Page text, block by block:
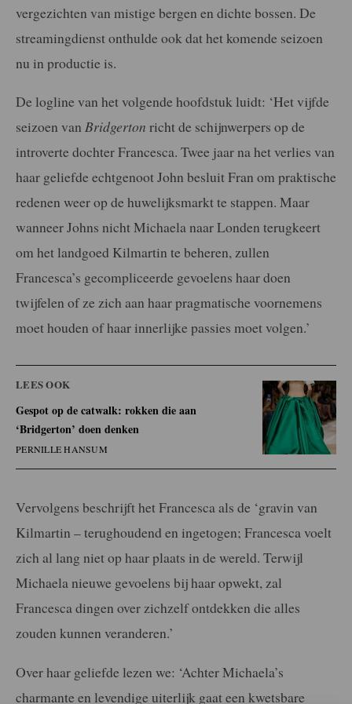
vergezichten van mistige bergen en dichte bossen. De
streamingdienst onthulde ook dat het komende seizoen
nu in productie is.
De logline van het volgende hoofdstuk luidt: ‘Het vijfde
seizoen van Bridgerton richt de schijnwerpers op de
introverte dochter Francesca. Twee jaar na het verlies van
haar geliefde echtgenoot John besluit Fran om praktische
redenen weer op de huwelijksmarkt te stappen. Maar
wanneer Johns nicht Michaela naar Londen terugkeert
om het landgoed Kilmartin te beheren, zullen
Francesca’s gecompliceerde gevoelens haar doen
twijfelen of ze zich aan haar pragmatische voornemens
moet houden of haar innerlijke passies moet volgen.’
LEES OOK
Gespot op de catwalk: rokken die aan
‘Bridgerton’ doen denken
PERNILLE HANSUM
Vervolgens beschrijft het Francesca als de ‘gravin van
Kilmartin – terughoudend en ingetogen; Francesca voelt
zich al lang niet op haar plaats in de wereld. Terwijl
Michaela nieuwe gevoelens bij haar opwekt, zal
Francesca dingen over zichzelf ontdekken die alles
zouden kunnen veranderen.’
Over haar geliefde lezen we: ‘Achter Michaela’s
charmante en levendige uiterlijk gaat een kwetsbare